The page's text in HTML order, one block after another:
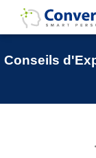
Conseils